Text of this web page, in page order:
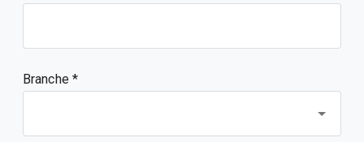
Branche *